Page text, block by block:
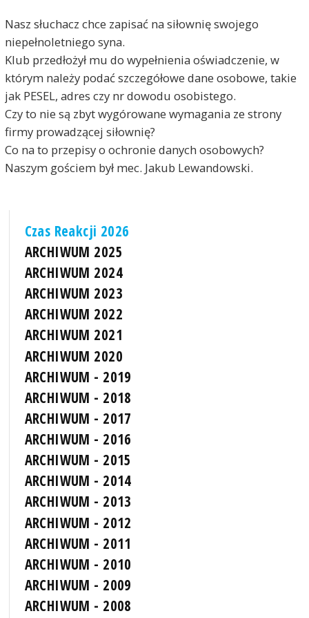
Nasz słuchacz chce zapisać na siłownię swojego
niepełnoletniego syna.
Klub przedłożył mu do wypełnienia oświadczenie, w
którym należy podać szczegółowe dane osobowe, takie
jak PESEL, adres czy nr dowodu osobistego.
Czy to nie są zbyt wygórowane wymagania ze strony
firmy prowadzącej siłownię?
Co na to przepisy o ochronie danych osobowych?
Naszym gościem był mec. Jakub Lewandowski.
Czas Reakcji 2026
ARCHIWUM 2025
ARCHIWUM 2024
ARCHIWUM 2023
ARCHIWUM 2022
ARCHIWUM 2021
ARCHIWUM 2020
ARCHIWUM - 2019
ARCHIWUM - 2018
ARCHIWUM - 2017
ARCHIWUM - 2016
ARCHIWUM - 2015
ARCHIWUM - 2014
ARCHIWUM - 2013
ARCHIWUM - 2012
ARCHIWUM - 2011
ARCHIWUM - 2010
ARCHIWUM - 2009
ARCHIWUM - 2008